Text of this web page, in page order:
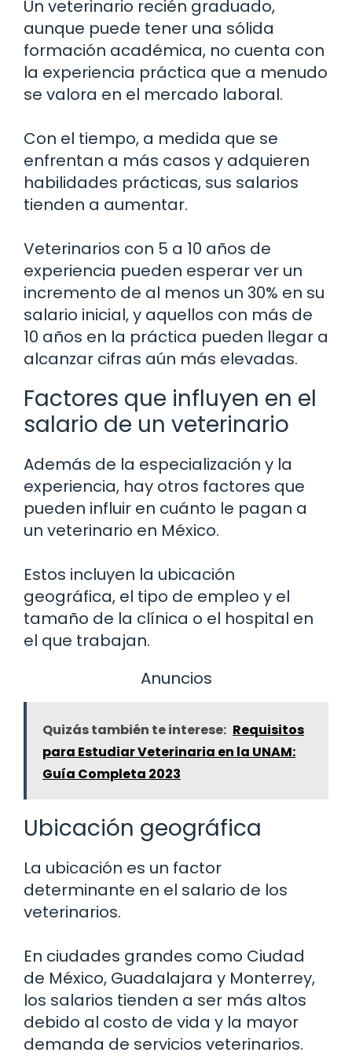
Un veterinario recién graduado,
aunque puede tener una sólida
formación académica, no cuenta con
la experiencia práctica que a menudo
se valora en el mercado laboral.
Con el tiempo, a medida que se
enfrentan a más casos y adquieren
habilidades prácticas, sus salarios
tienden a aumentar.
Veterinarios con 5 a 10 años de
experiencia pueden esperar ver un
incremento de al menos un 30% en su
salario inicial, y aquellos con más de
10 años en la práctica pueden llegar a
alcanzar cifras aún más elevadas.
Factores que influyen en el
salario de un veterinario
Además de la especialización y la
experiencia, hay otros factores que
pueden influir en cuánto le pagan a
un veterinario en México.
Estos incluyen la ubicación
geográfica, el tipo de empleo y el
tamaño de la clínica o el hospital en
el que trabajan.
Anuncios
Quizás también te interese: Requisitos
para Estudiar Veterinaria en la UNAM:
Guía Completa 2023
Ubicación geográfica
La ubicación es un factor
determinante en el salario de los
veterinarios.
En ciudades grandes como Ciudad
de México, Guadalajara y Monterrey,
los salarios tienden a ser más altos
debido al costo de vida y la mayor
demanda de servicios veterinarios.